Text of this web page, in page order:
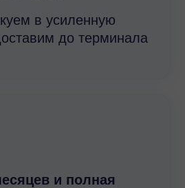
в усиленную
до терминала
и полная